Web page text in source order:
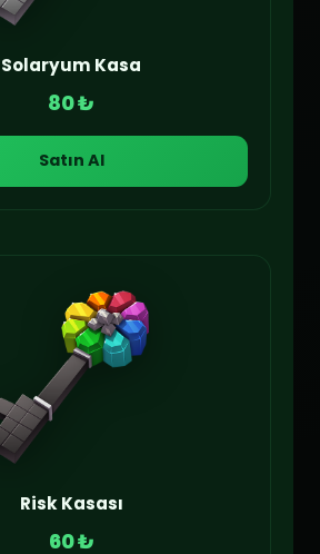
Solaryum Kasa
80 ₺
Satın Al
Risk Kasası
60 ₺